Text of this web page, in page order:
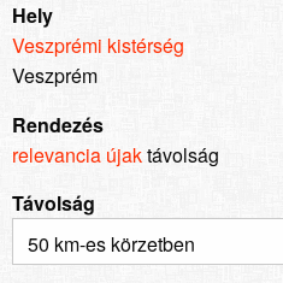
Hely
Veszprémi kistérség
Veszprém
Rendezés
relevancia újaktávolság
Távolság